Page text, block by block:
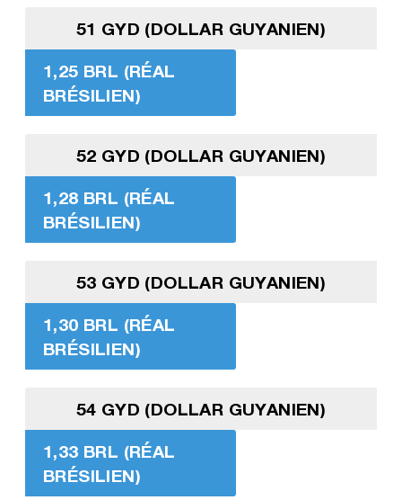
51 GYD (DOLLAR GUYANIEN)
1,25 BRL (RÉAL
BRÉSILIEN)
52 GYD (DOLLAR GUYANIEN)
1,28 BRL (RÉAL
BRÉSILIEN)
53 GYD (DOLLAR GUYANIEN)
1,30 BRL (RÉAL
BRÉSILIEN)
54 GYD (DOLLAR GUYANIEN)
1,33 BRL (RÉAL
BRÉSILIEN)